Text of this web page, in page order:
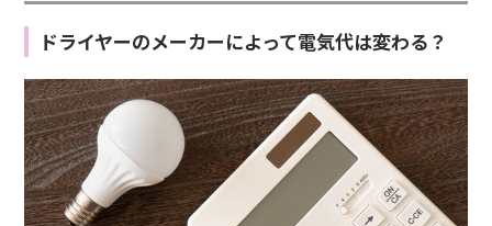
ドライヤーのメーカーによって電気代は変わる？